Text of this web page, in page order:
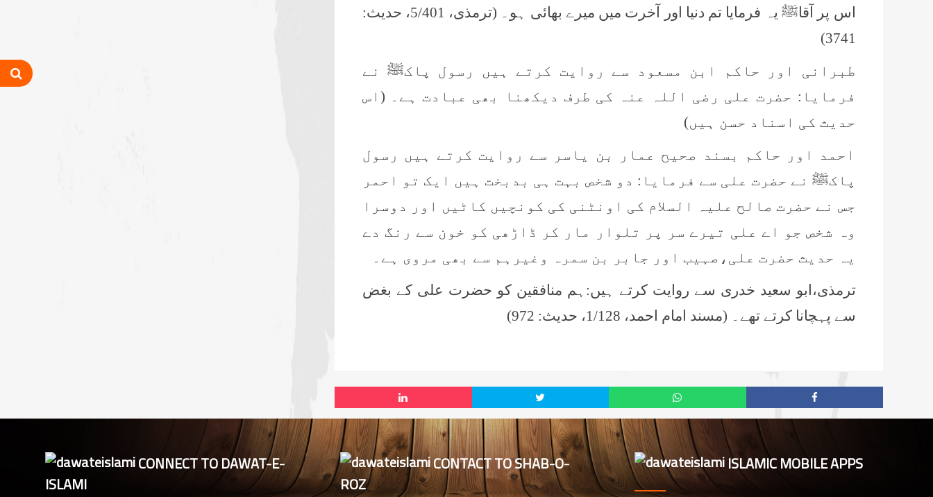
اس پر آقاﷺ یہ فرمایا تم دنیا اور آخرت میں میرے بھائی ہو۔ (ترمذی، 5/401، حدیث:
3741)
طبرانی اور حاکم ابن مسعود سے روایت کرتے ہیں رسول پاکﷺ نے
فرمایا: حضرت علی رضی اللہ عنہ کی طرف دیکھنا بھی عبادت ہے۔ (اس
حدیث کی اسناد حسن ہیں)
احمد اور حاکم بسند صحیح عمار بن یاسر سے روایت کرتے ہیں رسول
پاکﷺ نے حضرت علی سے فرمایا: دو شخص بہت ہی بدبخت ہیں ایک تو احمر
جس نے حضرت صالح علیہ السلام کی اونٹنی کی کونچیں کاٹیں اور دوسرا
وہ شخص جو اے علی تیرے سر پر تلوار مار کر ڈاڑھی کو خون سے رنگ دے
یہ حدیث حضرت علی،صہیب اور جابر بن سمرہ وغیرہم سے بھی مروی ہے۔
ترمذی،ابو سعید خدری سے روایت کرتے ہیں:ہم منافقین کو حضرت علی کے بغض
سے پہچانا کرتے تھے۔ (مسند امام احمد، 1/128، حدیث: 972)
CONNECT TO DAWAT-E-
ISLAMI
CONTACT TO SHAB-O-
ROZ
ISLAMIC MOBILE APPS